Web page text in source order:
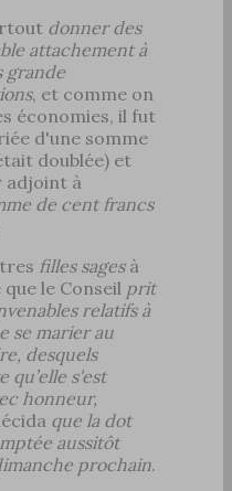
donner des
attachement à
grande
, et comme on
économies, il fut
d'une somme
doublée) et
adjoint à
de cent francs
filles sagesà
le Conseil prit
relatifs à
se marier au
desquels
qu’elle s'est
honneur,
que la dot
aussitôt
prochain.